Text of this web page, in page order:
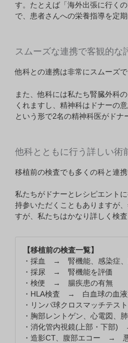
す。たとえば「海外出張に行く
で、患者さんへの栄養指導を定
スムーズな連携で客観的な
他科との連携は非常にスムーズ
また、他科には私たち腎臓外科
くれますし、精神科はドナーの
という形で2名の精神科医がドナ
他科とともに行う詳しい術
移植前の検査でも多くの科と連
私たちがドナーとレシピエント
持参いただくこともありますが
すが、私たちはかなり詳しく検
【移植前の検査一覧】
・採血 → 腎機能、感染症、
・採尿 → 腎機能を評価
・検便 → 腸疾患の有無
・HLA検査 → 白血球の血液
・リンパ球クロスマッチテ
・胸部レントゲン、心電図
・消化管内視鏡(上部・下部
・造影CT、腹部エコー → 悪